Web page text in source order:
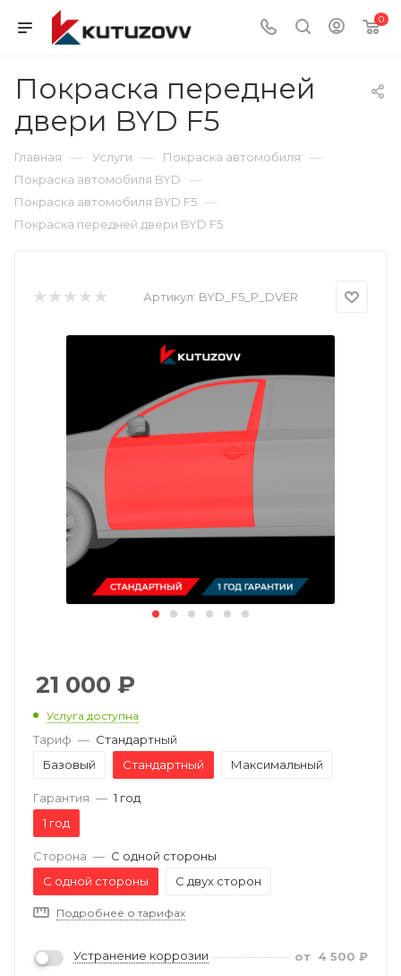
0
Покраска передней
двери BYD F5
Главная — Услуги — Покраска автомобиля —
Покраска автомобиля BYD —
Покраска автомобиля BYD F5 —
Покраска передней двери BYD F5
Артикул: BYD_F5_P_DVER
21 000 ₽
Услуга доступна
Тариф — Стандартный
Базовый
Стандартный Максимальный
Гарантия — 1 год
1 год
Сторона — С одной стороны
С одной стороны
С двух сторон
Подробнее о тарифах
Устранение коррозии от 4 500 ₽